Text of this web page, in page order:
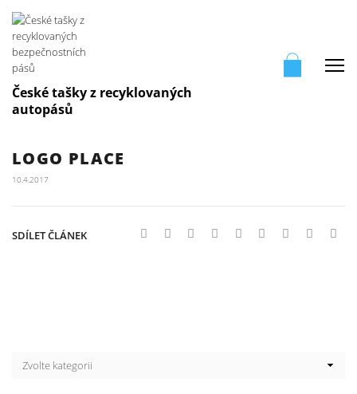
České tašky z recyklovaných
autopásů
LOGO PLACE
10.4.2017
SDÍLET ČLÁNEK